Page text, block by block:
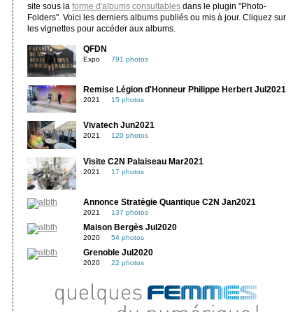
site sous la forme d'albums consultablesdans le plugin "Photo-
Folders". Voici les derniers albums publiés ou mis à jour. Cliquez sur
les vignettes pour accéder aux albums.
QFDN
Expo 791 photos
Remise Légion d'Honneur Philippe Herbert Jul2021
2021 15 photos
Vivatech Jun2021
2021 120 photos
Visite C2N Palaiseau Mar2021
2021 17 photos
Annonce Stratégie Quantique C2N Jan2021
2021 137 photos
Maison Bergès Jul2020
2020 54 photos
Grenoble Jul2020
2020 22 photos